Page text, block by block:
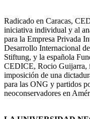
Radicado en Caracas,
iniciativa individual y al
para la Empresa Privada
Desarrollo Internacional
Stiftung, y la española
CEDICE, Rocio Guijarra,
imposición de una
para las ONG y partidos
neoconservadores en